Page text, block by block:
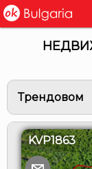
Трендовом
KVP1863